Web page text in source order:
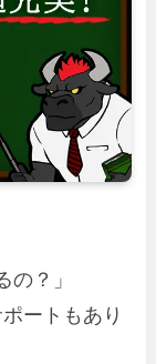
の？」
ートもあり